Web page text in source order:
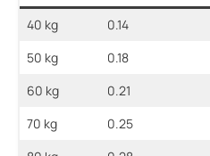
40 kg 0.14
50 kg
0.18
60 kg
0.21
70 kg
0.25